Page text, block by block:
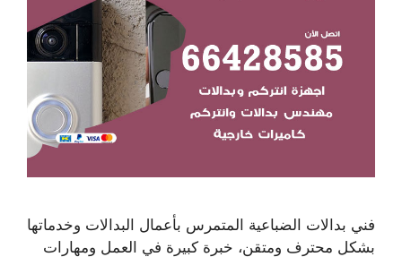
فني بدالات الضباعية المتمرس بأعمال البدالات وخدماتها
بشكل محترف ومتقن، خبرة كبيرة في العمل ومهارات